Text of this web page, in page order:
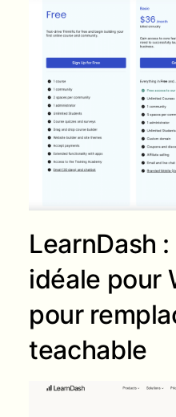
LearnDash
idéale pour
pour
teachable